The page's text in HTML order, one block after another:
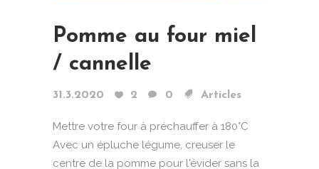
Pomme au four miel
/ cannelle
31.3.2020 2 0 Articles
Mettre votre four à préchauffer à 180°C
Avec un épluche légume, creuser le
centre de la pomme pour l'évider sans la